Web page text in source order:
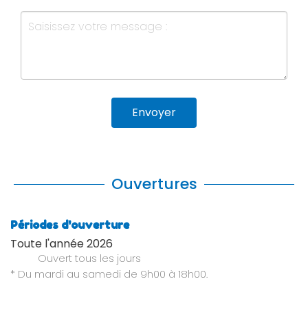
Envoyer
Ouvertures
Périodes d'ouverture
Toute l'année 2026
Ouvert tous les jours
* Du mardi au samedi de 9h00 à 18h00.